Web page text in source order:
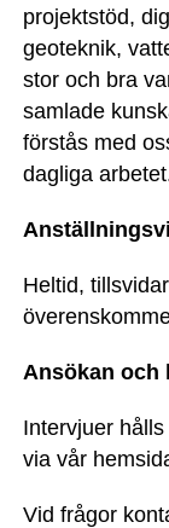
projektstöd,
geoteknik,
stor och bra
samlade
förstås med
dagliga
Heltid,
Ansökan och
Intervjuer
via vår
Vid frågor